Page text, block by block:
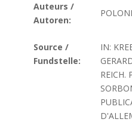
Auteurs /
Autoren:
Source /
Fundstelle:
IN:
REICH.